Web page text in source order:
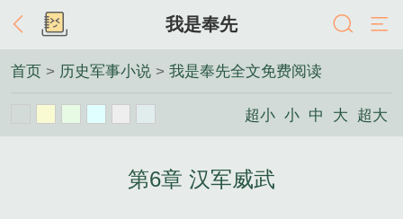
我是奉先
首页 > 历史军事小说 > 我是奉先全文免费阅读
超小 小 中 大 超大
第6章 汉军威武